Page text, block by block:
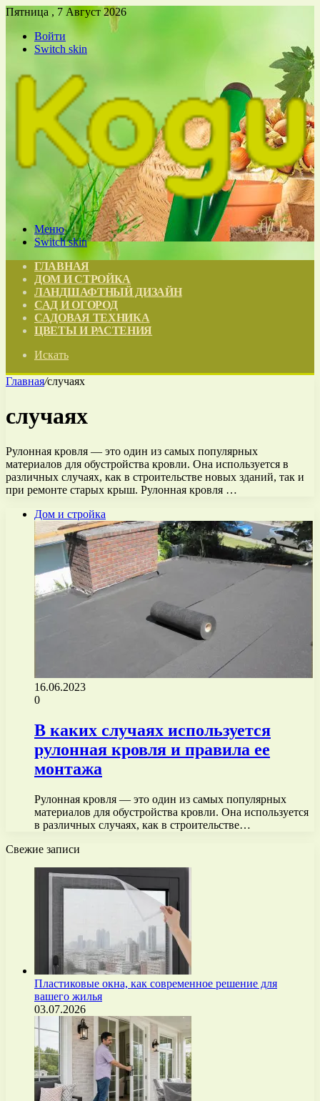
Пятница , 7 Август 2026
Войти
Switch skin
Меню
Switch skin
ГЛАВНАЯ
ДОМ И СТРОЙКА
ЛАНДШАФТНЫЙ ДИЗАЙН
САД И ОГОРОД
САДОВАЯ ТЕХНИКА
ЦВЕТЫ И РАСТЕНИЯ
Искать
Главная/случаях
случаях
Рулонная кровля — это один из самых популярных
материалов для обустройства кровли. Она используется в
различных случаях, как в строительстве новых зданий, так и
при ремонте старых крыш. Рулонная кровля …
Дом и стройка
16.06.2023
0
В каких случаях используется
рулонная кровля и правила ее
монтажа
Рулонная кровля — это один из самых популярных
материалов для обустройства кровли. Она используется
в различных случаях, как в строительстве…
Свежие записи
Пластиковые окна, как современное решение для
вашего жилья
03.07.2026